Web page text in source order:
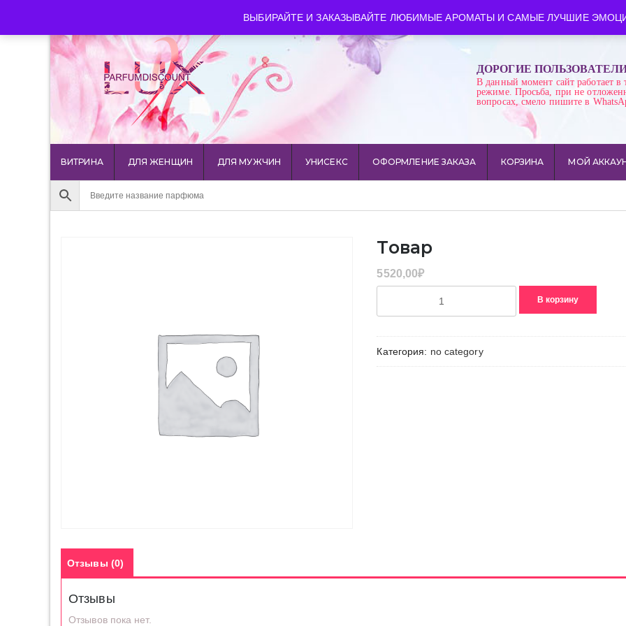
ВЫБИРАЙТЕ И ЗАКАЗЫВАЙТЕ ЛЮБИМЫЕ АРОМАТЫ И САМЫЕ ЛУЧШИЕ
+7 903 544 11 18 г. Москва Время работы: пн-сб 10:00-21:00
ДОРОГИЕ
В данный момент сайт работает в
режиме. Просьба, при не
вопросах, смело пишите в
ВИТРИНА ДЛЯ ЖЕНЩИН ДЛЯ МУЖЧИН УНИСЕКС ОФОРМЛЕНИЕ ЗАКАЗА КОРЗИНА МОЙ
Товар
5520,00₽
В корзину
Категория: no category
Отзывы (0)
Отзывы
Отзывов пока нет.